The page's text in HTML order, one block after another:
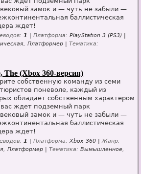
замок и — чуть не забыли —
баллистическая
ждет!
1 Платформа: PlayStation 3 (PS3) |
Платформер | Тематика:
The (Xbox 360-версия)
собственную команду из семи
поневоле, каждый из
обладает собственным характером
ждет подземный парк
замок и — чуть не забыли —
баллистическая
ждет!
1 Платформа: Xbox 360 |Жанр:
Платформер | Тематика: Вымышленное,